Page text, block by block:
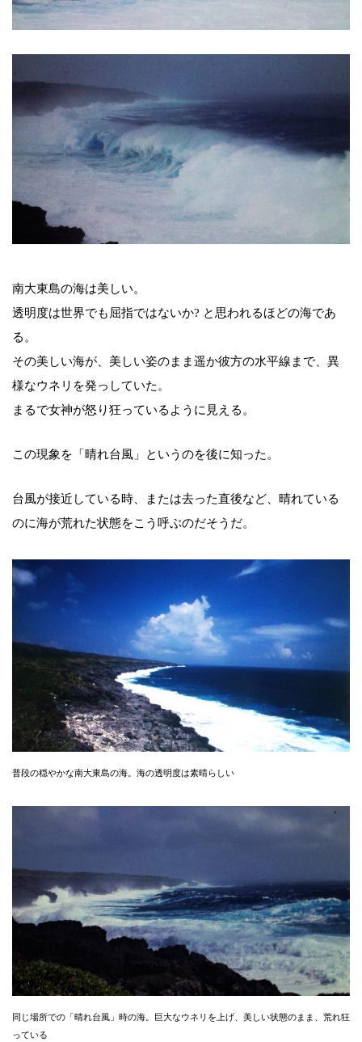
南大東島の海は美しい。
透明度は世界でも屈指ではないか? と思われるほどの海であ
る。
その美しい海が、美しい姿のまま遥か彼方の水平線まで、異
様なウネリを発っしていた。
まるで女神が怒り狂っているように見える。
この現象を「晴れ台風」というのを後に知った。
台風が接近している時、または去った直後など、晴れている
のに海が荒れた状態をこう呼ぶのだそうだ。
普段の穏やかな南大東島の海。海の透明度は素晴らしい
同じ場所での「晴れ台風」時の海。巨大なウネリを上げ、美しい状態のまま、荒れ狂
っている